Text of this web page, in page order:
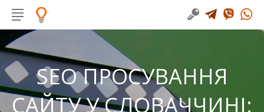
SEO ПРОСУВАННЯ
САЙТУ У СЛОВАЧЧИНІ: